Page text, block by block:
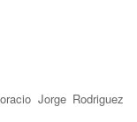
Jorge Rodriguez